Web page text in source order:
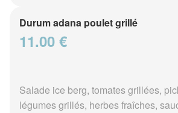
Durum adana poulet grillé
11.00 €
Salade ice berg, tomates grillées,
légumes grillés, herbes fraîches,